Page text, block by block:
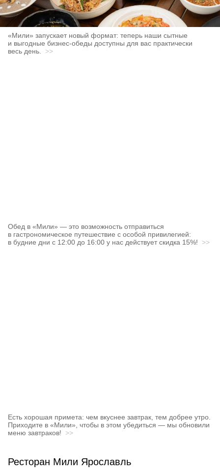
«Мили» запускает новый формат: теперь наши сытные
и выгодные бизнес‑обеды доступны для вас практически
весь день. >>
Обед в «Мили» — это возможность отправиться
в гастрономическое путешествие с особой привилегией:
в будние дни с 12:00 до 16:00 у нас действует скидка 15%! >>
Есть хорошая примета: чем вкуснее завтрак, тем добрее утро.
Приходите в «Мили», чтобы в этом убедиться — мы обновили
меню завтраков! >>
Ресторан Мили Ярославль